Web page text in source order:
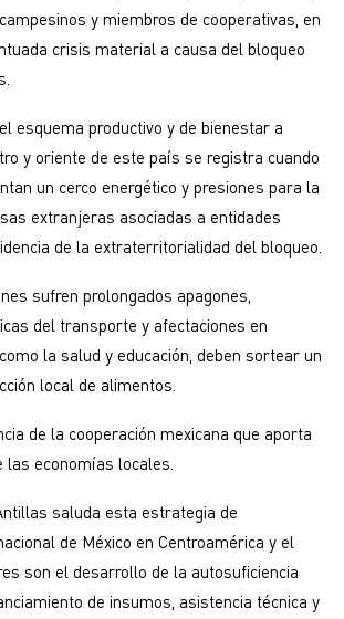
y miembros de cooperativas, en
crisis material a causa del bloqueo
esquema productivo y de bienestar a
y oriente de este país se registra cuando
un cerco energético y presiones para la
extranjeras asociadas a entidades
de la extraterritorialidad del bloqueo.
sufren prolongados apagones,
del transporte y afectaciones en
la salud y educación, deben sortear un
local de alimentos.
de la cooperación mexicana que aporta
las economías locales.
saluda esta estrategia de
de México en Centroamérica y el
son el desarrollo de la autosuficiencia
de insumos, asistencia técnica y